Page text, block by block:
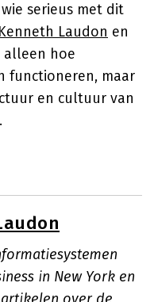
serieus met dit
Kenneth Laudon en
alleen hoe
functioneren, maar
en cultuur van
in New York en